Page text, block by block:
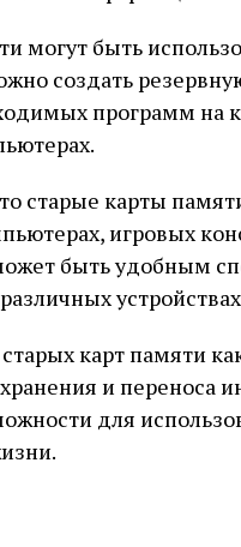
могут быть
создать
программ на
старые карты
игровых
быть удобным
карт памяти
и переноса
для